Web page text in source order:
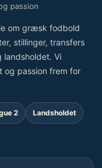
passion
om græsk fodbold
stillinger, transfers
landsholdet. Vi
og passion frem for
2 Landsholdet